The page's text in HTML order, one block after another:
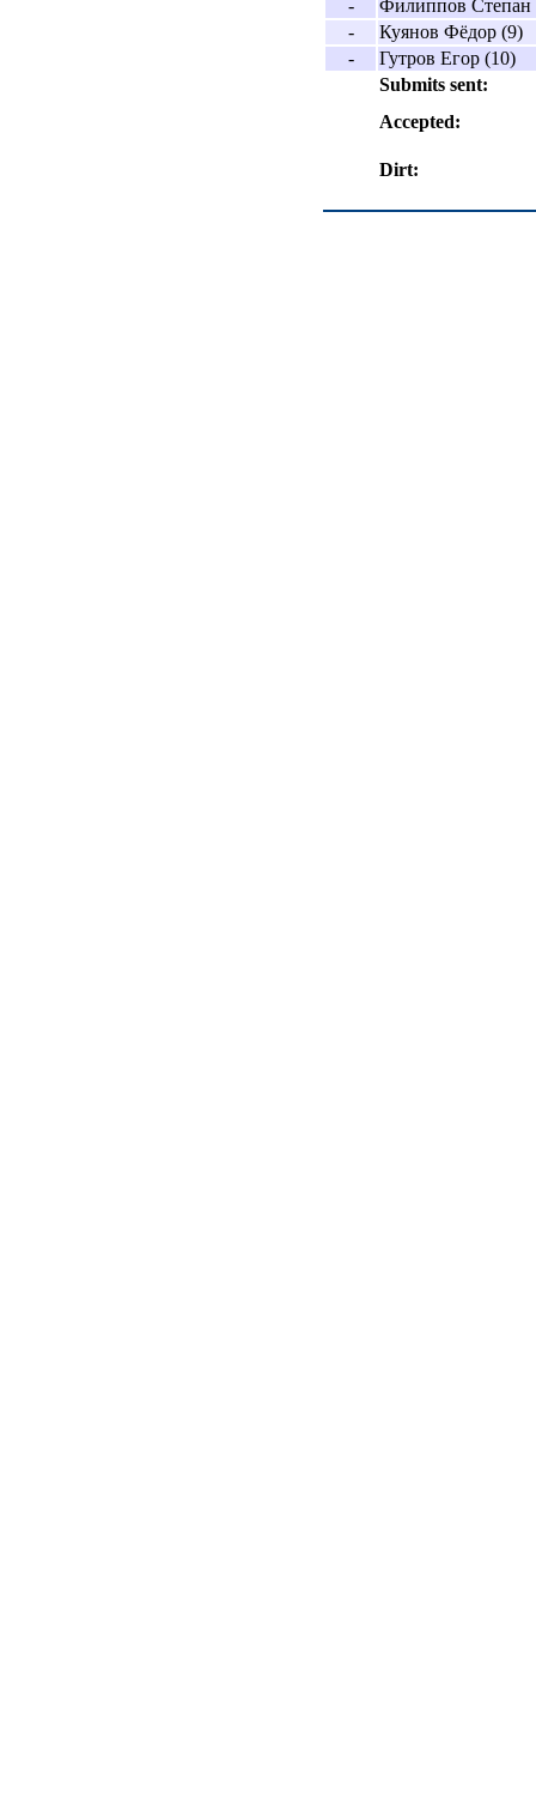
-
Филиппов Степан
-
Куянов Фёдор (9)
-
Гутров Егор (10)
Submits sent:
Accepted:
Dirt: